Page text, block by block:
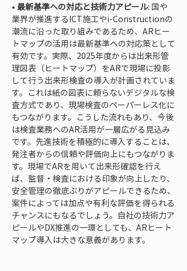
• 最新基準への対応と技術力アピール: 国や
業界が推進するICT施工やi-Constructionの
潮流に沿った取り組みであるため、ARヒー
トマップの活用は最新基準への対応策として
有効です。実際、2025年度からは出来形管
理図表（ヒートマップ）をARで現場に投影
して行う出来形検査の導入が計画されていま
す。これは紙の図表に頼らないデジタルな検
査方式であり、現場検査のペーパーレス化に
もつながります。こうした流れもあり、今後
は検査業務へのAR活用が一層広がる見込み
です。先進技術を積極的に導入することは、
発注者からの信頼や評価向上にもつながりま
す。現場でARを用いて出来形確認を行え
ば、監督・検査における印象が向上したり、
安全管理の徹底ぶりがアピールできるため、
案件によっては加点や有利な評価を得られる
チャンスにもなるでしょう。自社の技術力ア
ピールやDX推進の一環としても、ARヒート
マップ導入は大きな意義があります。